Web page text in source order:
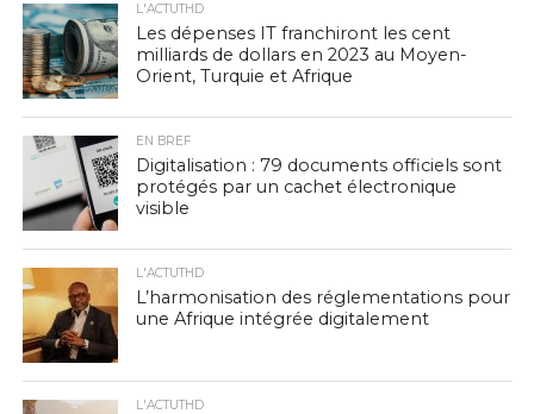
L'ACTUTHD
Les dépenses IT franchiront les cent
milliards de dollars en 2023 au Moyen-
Orient, Turquie et Afrique
EN BREF
Digitalisation : 79 documents officiels sont
protégés par un cachet électronique
visible
L'ACTUTHD
L’harmonisation des réglementations pour
une Afrique intégrée digitalement
L'ACTUTHD